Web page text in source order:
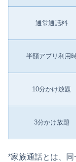
通常通話料
半額アプリ利用
10分かけ放題
3分かけ放題
*家族通話とは、